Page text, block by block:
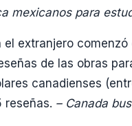
mexicanos para
extranjero
de las obras
canadienses
reseñas. – Canada